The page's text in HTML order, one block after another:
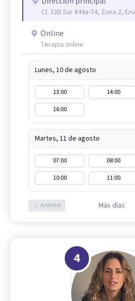
Cl. 32B Sur #44a-74, Zona 2,
Online
Terapia online
Lunes, 10 de agosto
13:00 14:00
16:00
Martes, 11 de agosto
07:00 08:00
10:00
11:00
Anterior Más días
4